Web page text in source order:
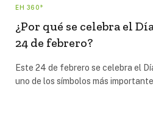
EH 360°
¿Por qué se celebra el
24 de febrero?
Este 24 de febrero se celebra el
uno de los símbolos más